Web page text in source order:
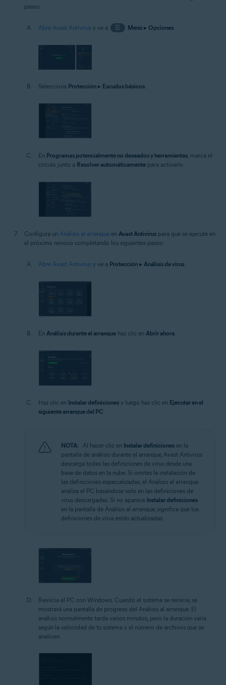
pasos:
Abre Avast Antivirus y ve a ☰ Menú▸ Opciones.
Selecciona Protección ▸ Escudos básicos
En Programas potencialmente no deseados y herramientas , marca el
círculo junto a Resolver automáticamente para activarlo.
Configura un Análisis al arranque en Avast Antivirus para que se ejecute en
el próximo reinicio completando los siguientes pasos:
Abre Avast Antivirus y ve a Protección ▸ Análisis de virus
En Análisis durante el arranque haz clic en Abrir ahora
Haz clic en Instalar definiciones y luego haz clic en Ejecutar en el
siguiente arranque del PC
NOTA: Al hacer clic en Instalar definiciones en la
pantalla de análisis durante el arranque, Avast Antivirus
descarga todas las definiciones de virus desde una
base de datos en la nube. Si omites la instalación de
las definiciones especializadas, el Análisis al arranque
analiza el PC basándose solo en las definiciones de
virus descargadas. Si no aparece Instalar definiciones
en la pantalla de Análisis al arranque, significa que tus
definiciones de virus están actualizadas.
Reinicia el PC con Windows. Cuando el sistema se reinicie, se
mostrará una pantalla de progreso del Análisis al arranque. El
análisis normalmente tarda varios minutos, pero la duración varía
según la velocidad de tu sistema y el número de archivos que se
analicen.